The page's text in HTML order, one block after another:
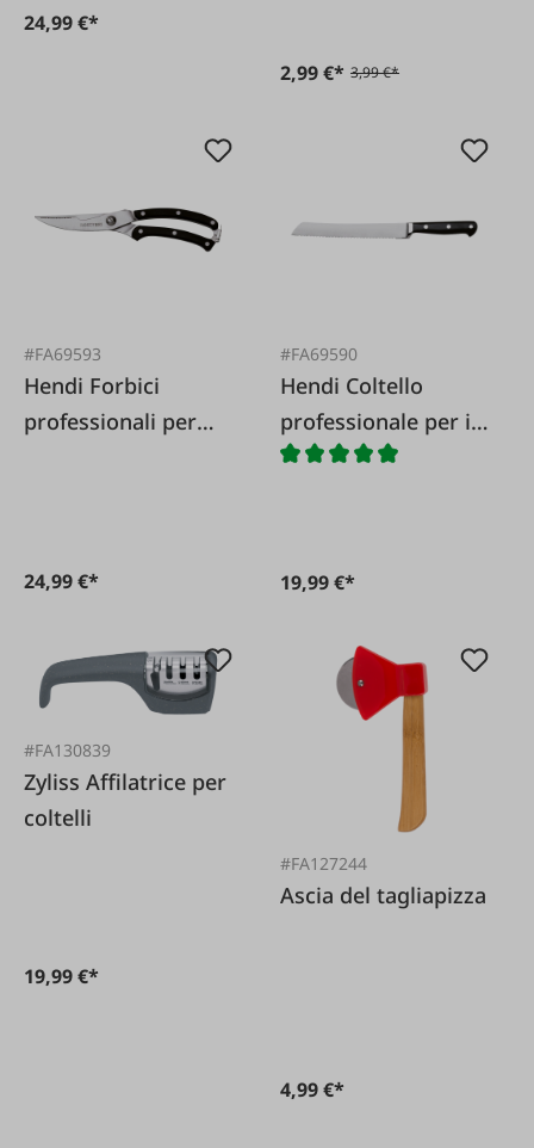
24,99 €*
2,99 €* 3,99 €*
#FA69593
Hendi Forbici
professionali per
24,99 €*
#FA69590
Hendi Coltello
professionale per il
pane
19,99 €*
#FA130839
Zyliss Affilatrice per
coltelli
19,99 €*
#FA127244
Ascia del tagliapizza
4,99 €*